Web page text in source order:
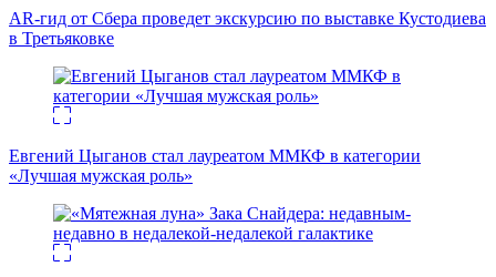
AR-гид от Сбера проведет экскурсию по выставке Кустодиева
в Третьяковке
Евгений Цыганов стал лауреатом ММКФ в категории
«Лучшая мужская роль»